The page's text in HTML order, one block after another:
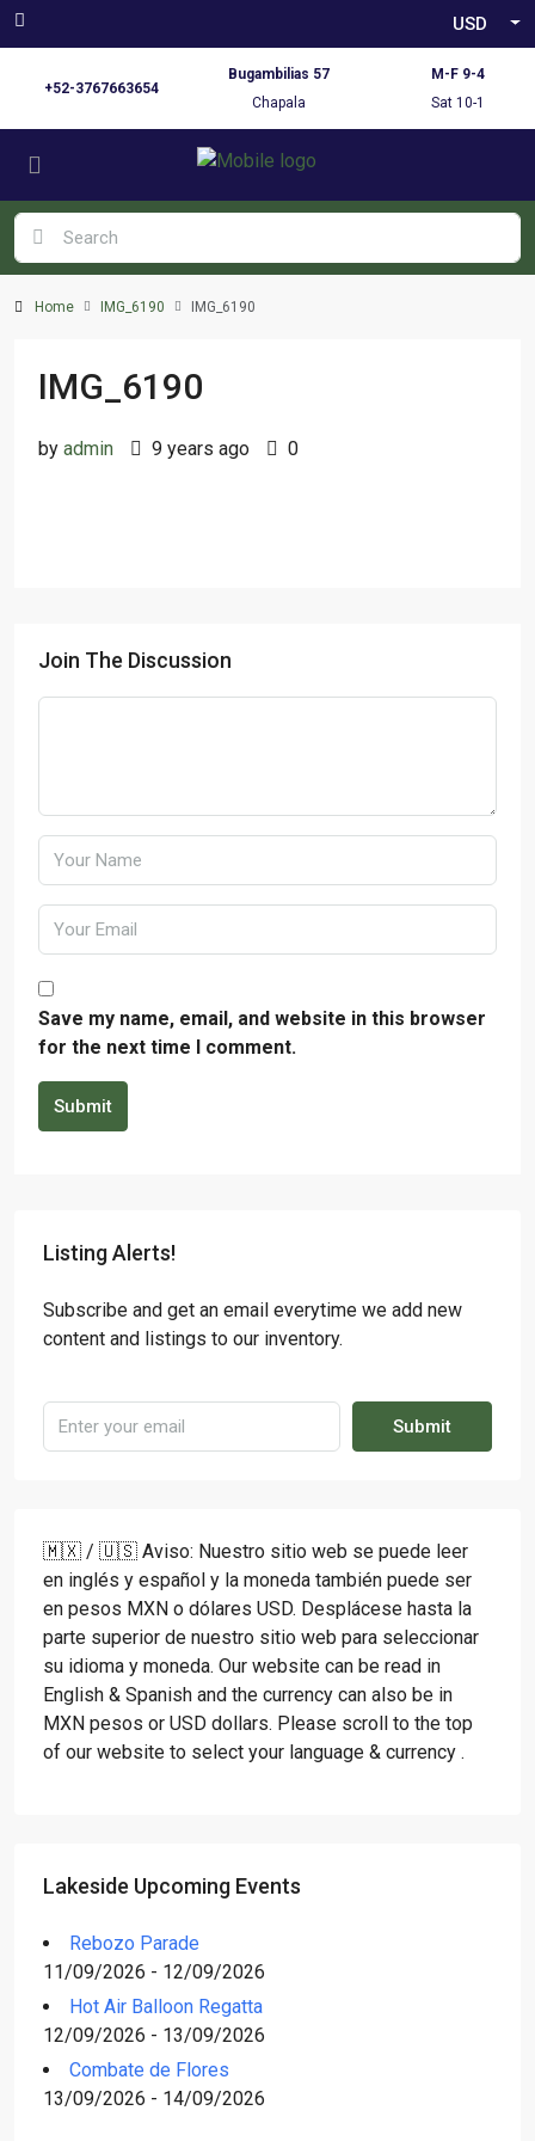
USD
+52-3767663654
Bugambilias 57
Chapala
M-F 9-4
Sat 10-1
Home IMG_6190 IMG_6190
IMG_6190
by admin 9 years ago 0
Join The Discussion
Save my name, email, and website in this browser
for the next time I comment.
Submit
Listing Alerts!
Subscribe and get an email everytime we add new
content and listings to our inventory.
Submit
🇲🇽 / 🇺🇸 Aviso: Nuestro sitio web se puede leer
en inglés y español y la moneda también puede ser
en pesos MXN o dólares USD. Desplácese hasta la
parte superior de nuestro sitio web para seleccionar
su idioma y moneda. Our website can be read in
English & Spanish and the currency can also be in
MXN pesos or USD dollars. Please scroll to the top
of our website to select your language & currency .
Lakeside Upcoming Events
Rebozo Parade
11/09/2026 - 12/09/2026
Hot Air Balloon Regatta
12/09/2026 - 13/09/2026
Combate de Flores
13/09/2026 - 14/09/2026